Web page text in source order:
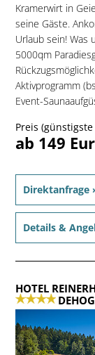
Kramerwirt in
seine Gäste.
Urlaub sein! Was
5000qm
Aktivprogramm
Event-
Preis
ab 149
Direktanfrage
Details &
HOTEL